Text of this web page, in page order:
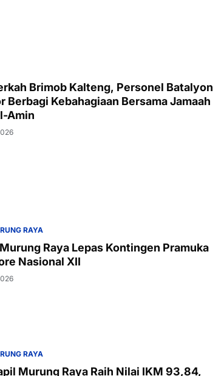
Brimob Kalteng, Personel Batalyon
Berbagi Kebahagiaan Bersama Jamaah
Amin
RAYA
Raya Lepas Kontingen Pramuka
Nasional XII
RAYA
Murung Raya Raih Nilai IKM 93,84,